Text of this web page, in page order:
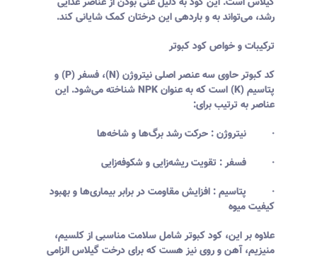
رشد، می‌تواند به و باردهی این درختان کمک شایانی کند.
ترکیبات و خواص کود کبوتر
کد کبوتر حاوی سه عنصر اصلی نیتروژن (N)، فسفر (P) و
پتاسیم (K) است که به عنوان NPK شناخته می‌شود. این
عناصر به ترتیب برای:
· نیتروژن : حرکت رشد برگ‌ها و شاخه‌ها
· فسفر : تقویت ریشه‌زایی و شکوفه‌زایی
· پتاسیم : افزایش مقاومت در برابر بیماری‌ها و بهبود
کیفیت میوه
علاوه بر این، کود کبوتر شامل سلامت مناسبی از کلسیم،
منیزیم، آهن و روی نیز هست که برای درخت گیلاس الزامی